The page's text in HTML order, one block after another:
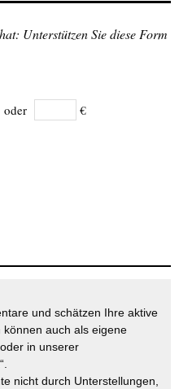
Unterstützen Sie diese Form
oder €
und schätzen Ihre aktive
auch als eigene
in unserer
nicht durch Unterstellungen,